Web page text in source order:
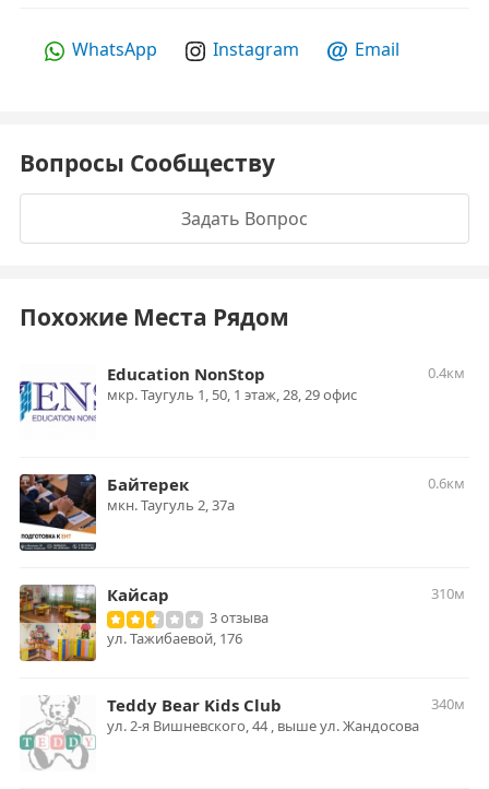
WhatsApp Instagram Email
Вопросы Сообществу
Задать Вопрос
Похожие Места Рядом
Education NonStop
0.4км
мкр. Таугуль 1, 50, 1 этаж, 28, 29 офис
Байтерек
0.6км
мкн. Таугуль 2, 37а
Кайсар
310м
3 отзыва
ул. Тажибаевой, 176
Teddy Bear Kids Club
340м
ул. 2-я Вишневского, 44 , выше ул. Жандосова